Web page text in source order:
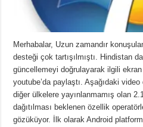
Merhabalar, Uzun zamandır
desteği çok tartışılmıştı. Hindistan
güncellemeyi doğrulayarak ilgili
youtube’da paylaştı. Aşağıdaki
diğer ülkelere yayınlanmamış olan
dağıtılması beklenen özellik
gözüküyor. İlk olarak Android